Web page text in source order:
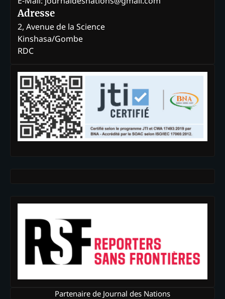
Adresse
2, Avenue de la Science
Kinshasa/Gombe
RDC
Partenaire de Journal des Nations